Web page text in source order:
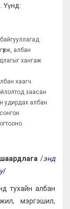
Үүнд:
албан
хангаж
хаагч
заасан
удирдах албан
/энд
/
тухайн албан
мэргэшил,